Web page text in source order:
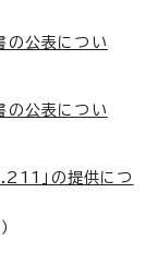
の公表につい
の公表につい
」の提供につ